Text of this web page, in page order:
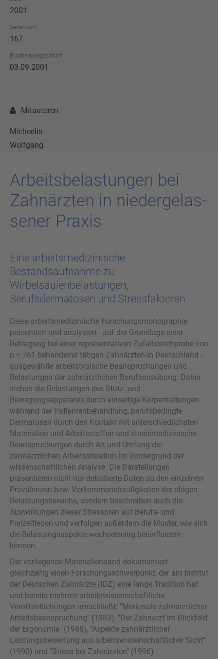
2001
Seitenzahl
167
Erscheinungsdatum
03.09.2001
Mitautoren
Micheelis
Wolfgang
Ar­beits­be­las­tun­gen bei
Zahn­ärz­ten in nie­der­ge­las­
se­ner Pra­xis
Eine arbeitsmedizinische
Bestandsaufnahme zu
Wirbelsäulenbelastungen,
Berufsdermatosen und Stressfaktoren
Diese arbeitsmedizinische Forschungsmonographie
präsentiert und analysiert - auf der Grundlage einer
Befragung bei einer repräsentativen Zufallsstichprobe von
n = 761 behandelnd tätigen Zahnärzten in Deutschland -
ausgewählte arbeitstypische Beanspruchungen und
Belastungen der zahnärztlichen Berufsausübung. Dabei
stehen die Belastungen des Stütz- und
Bewegungsapparates durch einseitige Körperhaltungen
während der Patientenbehandlung, berufsbedingte
Dermatosen durch den Kontakt mit unterschiedlichsten
Materialien und Arbeitsstoffen und stressmedizinische
Beanspruchungen durch Art und Umfang der
zahnärztlichen Arbeitssituation im Vordergrund der
wissenschaftlichen Analyse. Die Darstellungen
präsentieren nicht nur detaillierte Daten zu den einzelnen
Prävalenzen bzw. Vorkommenshäufigkeiten der obigen
Belastungsbereiche, sondern beschreiben auch die
Auswirkungen dieser Stressoren auf Berufs- und
Freizeitleben und verfolgen außerdem die Muster, wie sich
die Belastungsaspekte wechselseitig beeinflussen
können.
Der vorliegende Materialienband dokumentiert
gleichzeitig einen Forschungsschwerpunkt, der am Institut
der Deutschen Zahnärzte (IDZ) eine lange Tradition hat
und bereits mehrere arbeitswissenschaftliche
Veröffentlichungen umschließt: "Merkmale zahnärztlicher
Arbeitsbeanspruchung" (1983), "Der Zahnarzt im Blickfeld
der Ergonomie" (1988), "Aspekte zahnärztlicher
Leistungsbewertung aus arbeitswissenschaftlicher Sicht"
(1990) und "Stress bei Zahnärzten" (1996).